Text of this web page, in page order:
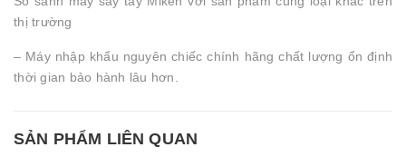
thị trường
– Máy nhập khẩu nguyên chiếc chính hãng chất lượng ổn định
thời gian bảo hành lâu hơn.
SẢN PHẨM LIÊN QUAN